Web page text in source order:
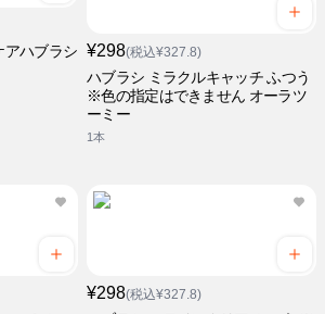
アハブラシ ¥298(税込¥327.8)
ハブラシ ミラクルキャッチ ふつう
※色の指定はできません オーラツ
ーミー
1本
¥298(税込¥327.8)